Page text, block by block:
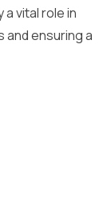
vital role in
and ensuring a